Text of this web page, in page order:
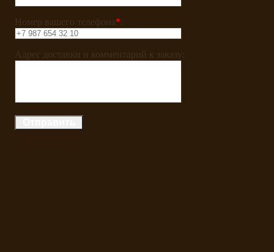
Номер вашего телефона*
Адрес доставки и комментарий к заказу: